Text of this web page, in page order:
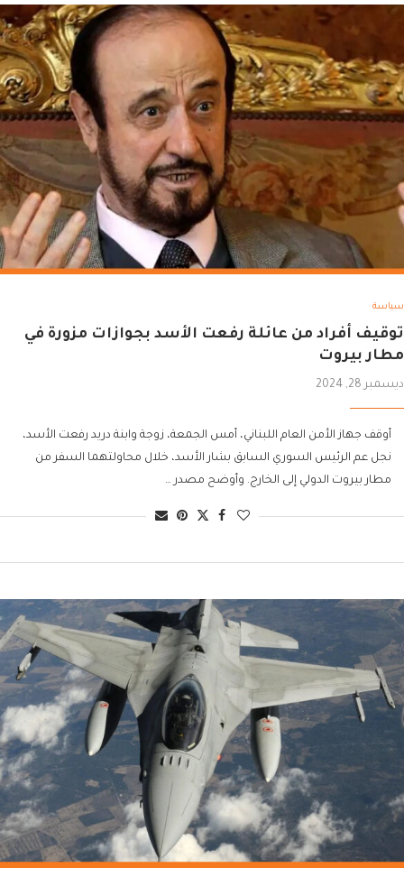
سياسة
توقيف أفراد من عائلة رفعت الأسد بجوازات مزورة في
مطار بيروت
ديسمبر 28, 2024
أوقف جهاز الأمن العام اللبناني، أمس الجمعة، زوجة وابنة دريد رفعت الأسد،
نجل عم الرئيس السوري السابق بشار الأسد، خلال محاولتهما السفر من
مطار بيروت الدولي إلى الخارج. وأوضح مصدر …